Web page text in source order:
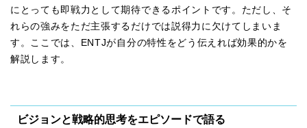
にとっても即戦力として期待できるポイントです。ただし、そ
れらの強みをただ主張するだけでは説得力に欠けてしまいま
す。ここでは、ENTJが自分の特性をどう伝えれば効果的かを
解説します。
ビジョンと戦略的思考をエピソードで語る